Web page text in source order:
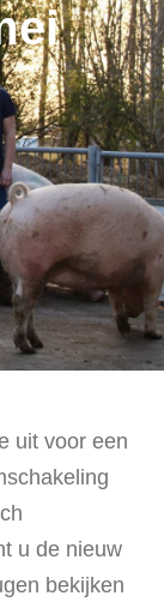
uit voor een
u de nieuw
bekijken